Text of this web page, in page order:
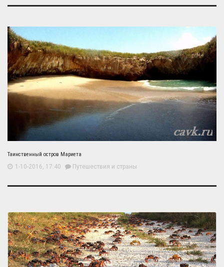
Таинственный остров Мариета
1-10-2016, 17:40 Путешествия и страны